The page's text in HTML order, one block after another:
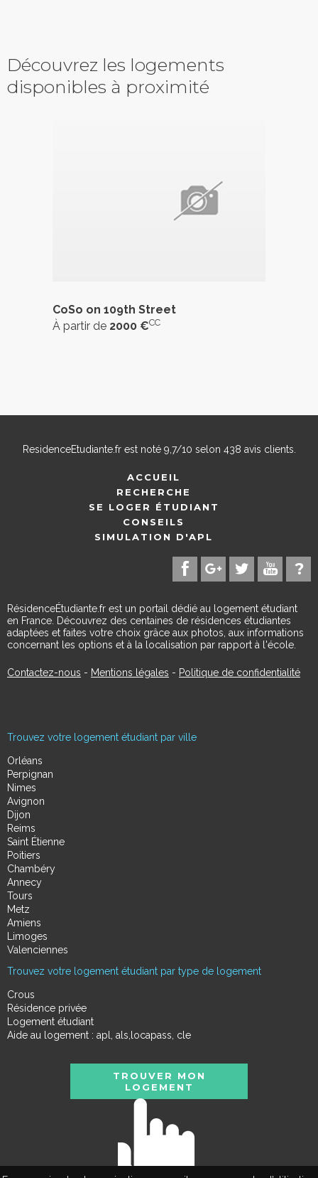
Découvrez les logements
disponibles à proximité
CoSo on 109th Street
À partir de 2000 €CC
ResidenceEtudiante.frest noté 9,7/10 selon 438 avis clients.
ACCUEIL
RECHERCHE
SE LOGER ÉTUDIANT
CONSEILS
SIMULATION D'APL
RésidenceÉtudiante.fr est un portail dédié au logement étudiant
en France. Découvrez des centaines de résidences étudiantes
adaptées et faites votre choix grâce aux photos, aux informations
concernant les options et à la localisation par rapport à l'école.
Contactez-nous - Mentions légales - Politique de confidentialité
Trouvez votre logement étudiant par ville
Orléans
Perpignan
Nimes
Avignon
Dijon
Reims
Saint Étienne
Poitiers
Chambéry
Annecy
Tours
Metz
Amiens
Limoges
Valenciennes
Trouvez votre logement étudiant par type de logement
Crous
Résidence privée
Logement étudiant
Aide au logement : apl, als,locapass, cle
TROUVER MON
LOGEMENT